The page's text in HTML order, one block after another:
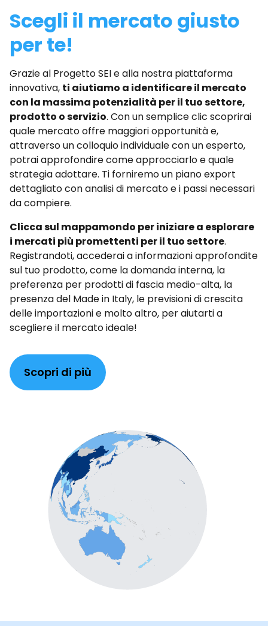
Scegli il mercato giusto
per te!
Grazie al Progetto SEI e alla nostra piattaforma
innovativa, ti aiutiamo a identificare il mercato
con la massima potenzialità per il tuo settore,
prodotto o servizio. Con un semplice clic scoprirai
quale mercato offre maggiori opportunità e,
attraverso un colloquio individuale con un esperto,
potrai approfondire come approcciarlo e quale
strategia adottare. Ti forniremo un piano export
dettagliato con analisi di mercato e i passi necessari
da compiere.
Clicca sul mappamondo per iniziare a esplorare
i mercati più promettenti per il tuo settore.
Registrandoti, accederai a informazioni approfondite
sul tuo prodotto, come la domanda interna, la
preferenza per prodotti di fascia medio-alta, la
presenza del Made in Italy, le previsioni di crescita
delle importazioni e molto altro, per aiutarti a
scegliere il mercato ideale!
Scopri di più